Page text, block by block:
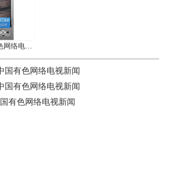
2026年2月27日中国有色网络电视新闻
国有色网络电视新闻
国有色网络电视新闻
有色网络电视新闻